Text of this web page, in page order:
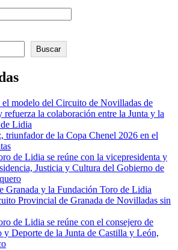
Buscar
el modelo del Circuito de Novilladas de
la colaboración entre la Junta y la
Lidia
triunfador de la Copa Chenel 2026 en el
de Lidia se reúne con la vicepresidenta y
Justicia y Cultura del Gobierno de
Granada y la Fundación Toro de Lidia
Provincial de Granada de Novilladas sin
de Lidia se reúne con el consejero de
y Deporte de la Junta de Castilla y León,